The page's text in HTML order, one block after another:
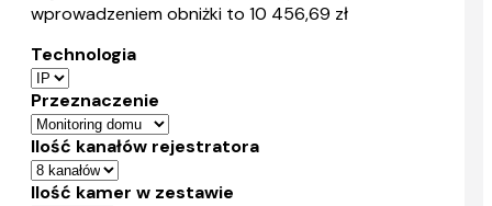
wprowadzeniem obniżki to 10 456,69 zł
Technologia
Przeznaczenie
Ilość kanałów rejestratora
Ilość kamer w zestawie